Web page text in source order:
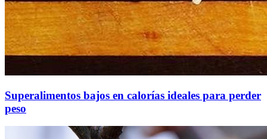
Superalimentos bajos en calorías ideales para perder
peso